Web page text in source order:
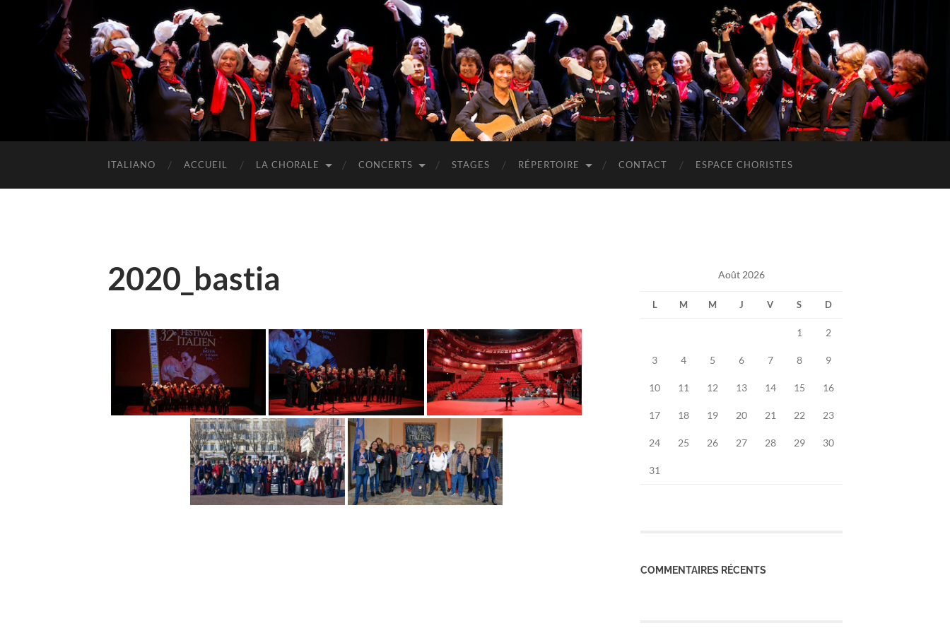
ITALIANO ACCUEIL LA CHORALE CONCERTS STAGES RÉPERTOIRE CONTACT ESPACE CHORISTES
2020_bastia Août 2026
L M M J V S D
1 2
3 4 5 6 7 8 9
10 11 12 13 14 15 16
17 18 19 20 21 22 23
24 25 26 27 28 29 30
31
COMMENTAIRES RÉCENTS